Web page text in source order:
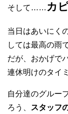
そして…… カ
当日はあいにく
しては最高の雨
だが、おかげで
連休明けのタイ
自分達のグルー
ろう、
スタッフ